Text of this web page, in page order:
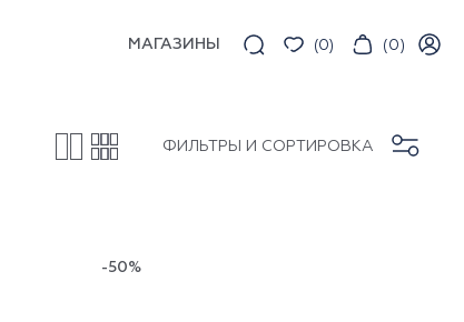
МАГАЗИНЫ (0) (0)
ФИЛЬТРЫ И СОРТИРОВКА
-50%